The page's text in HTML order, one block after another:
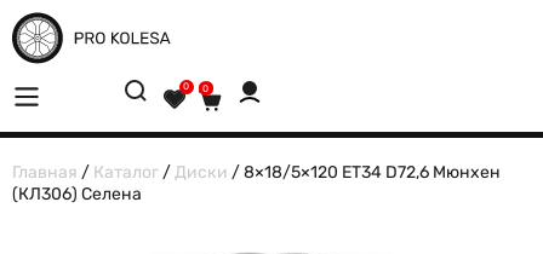
0 0
Главная / Каталог /Диски / 8×18/5×120 ET34 D72,6 Мюнхен
(КЛ306) Селена